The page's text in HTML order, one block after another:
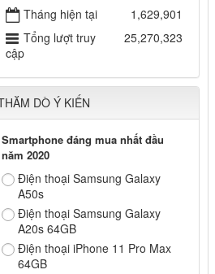
Tháng hiện tại
1,629,901
Tổng lượt truy
cập
25,270,323
DÒ Ý KIẾN
Smartphone đáng mua nhất đầu
năm 2020
Điện thoại Samsung Galaxy
A50s
Điện thoại Samsung Galaxy
A20s 64GB
Điện thoại iPhone 11 Pro Max
64GB